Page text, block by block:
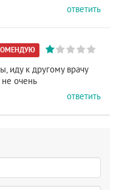
ответить
иду к другому врачу
очень
ответить